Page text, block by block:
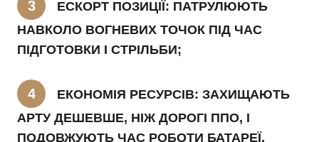
ЕСКОРТ ПОЗИЦІЇ: ПАТРУЛЮЮТЬ
НАВКОЛО ВОГНЕВИХ ТОЧОК ПІД ЧАС
ПІДГОТОВКИ І СТРІЛЬБИ;
ЕКОНОМІЯ РЕСУРСІВ: ЗАХИЩАЮТЬ
АРТУ ДЕШЕВШЕ, НІЖ ДОРОГІ ППО, І
ПОДОВЖУЮТЬ ЧАС РОБОТИ БАТАРЕЇ.